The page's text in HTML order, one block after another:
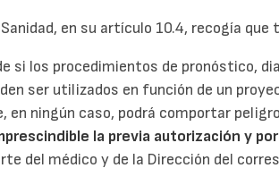
Sanidad, en su artículo 10.4, recogía
si los procedimientos de pronóstico,
ser utilizados en función de un
en ningún caso, podrá comportar
la previa autorización y
del médico y de la Dirección del